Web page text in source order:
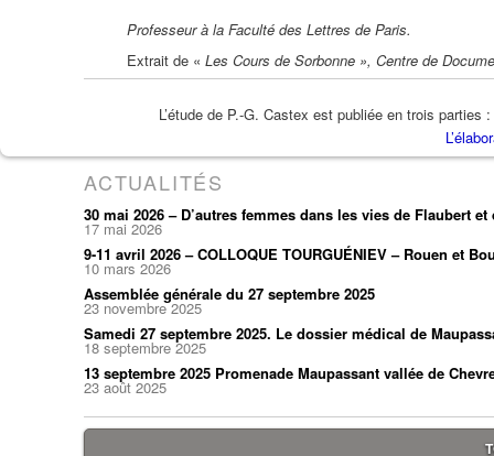
Professeur à la Faculté des Lettres de Paris.
Extrait de « Les Cours de Sorbonne », Centre de
L’étude de P.-G. Castex est publiée en trois parties :
ACTUALITÉS
30 mai 2026 – D’autres femmes dans les vies de Flaubert et
17 mai 2026
9-11 avril 2026 – COLLOQUE TOURGUÉNIEV – Rouen et
10 mars 2026
Assemblée générale du 27 septembre 2025
23 novembre 2025
Samedi 27 septembre 2025. Le dossier médical de
18 septembre 2025
13 septembre 2025 Promenade Maupassant vallée de
23 août 2025